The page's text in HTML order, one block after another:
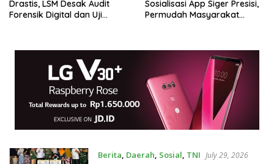
Drastis, LSM Desak Audit
Forensik Digital dan Uji
Sosialisasi App Siger Presisi,
Permudah Masyarakat
Berita, Daerah, Sosial, TNI July 29, 2026